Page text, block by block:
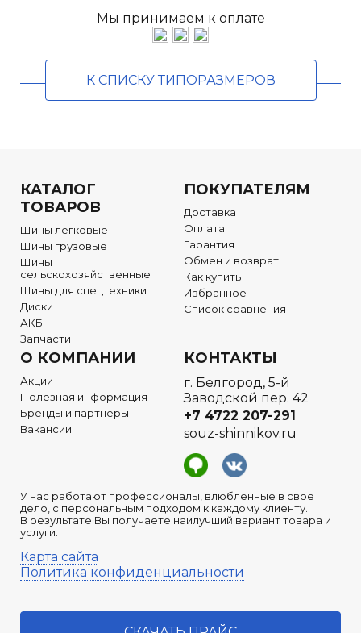
Мы принимаем к оплате
К СПИСКУ ТИПОРАЗМЕРОВ
КАТАЛОГ
ТОВАРОВ
Шины легковые
Шины грузовые
Шины
сельскохозяйственные
Шины для спецтехники
Диски
АКБ
Запчасти
ПОКУПАТЕЛЯМ
Доставка
Оплата
Гарантия
Обмен и возврат
Как купить
Избранное
Список сравнения
О КОМПАНИИ
Акции
Полезная информация
Бренды и партнеры
Вакансии
У нас работают профессионалы, влюбленные в свое
дело, с персональным подходом к каждому клиенту.
В результате Вы получаете наилучший вариант товара и
услуги.
Карта сайта
Политика конфиденциальности
КОНТАКТЫ
г. Белгород, 5-й
Заводской пер. 42
+7 4722 207-291
souz-shinnikov.ru